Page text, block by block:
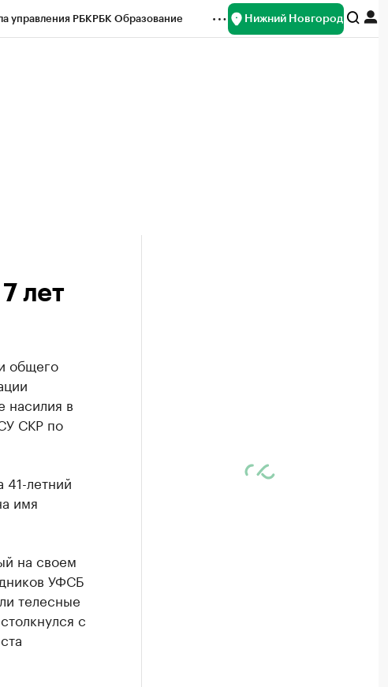
управления РБКРБК Образование Нижний Новгород
лет
общего
насилия в
СКР по
41-летний
имя
на своем
УФСБ
телесные
с